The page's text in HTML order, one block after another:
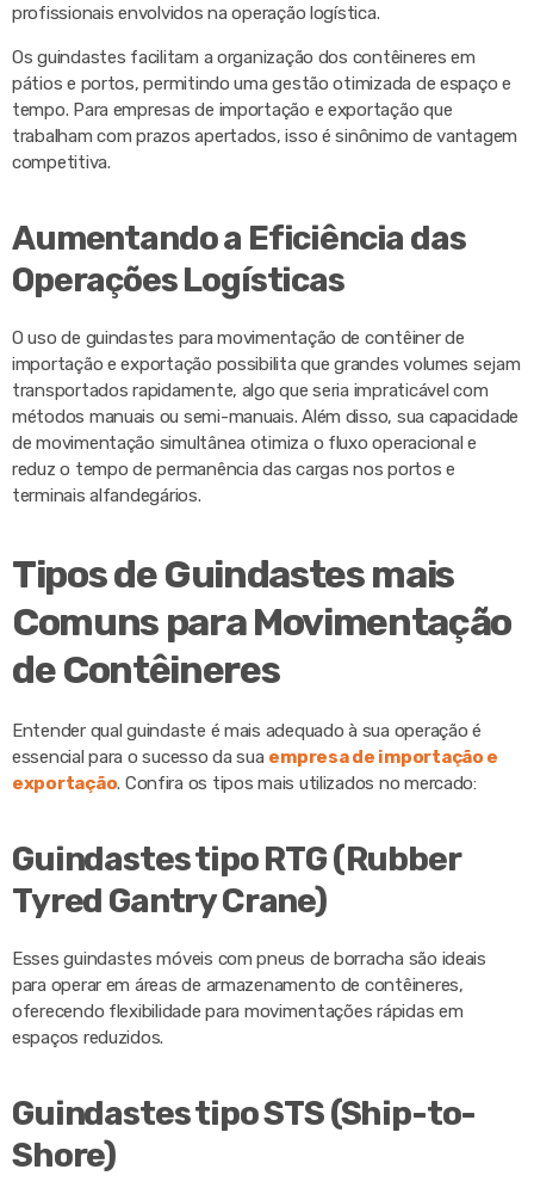
profissionais envolvidos na operação logística.
Os guindastes facilitam a organização dos contêineres em
pátios e portos, permitindo uma gestão otimizada de espaço e
tempo. Para empresas de importação e exportação que
trabalham com prazos apertados, isso é sinônimo de vantagem
competitiva.
Aumentando a Eficiência das
Operações Logísticas
O uso de guindastes para movimentação de contêiner de
importação e exportação possibilita que grandes volumes sejam
transportados rapidamente, algo que seria impraticável com
métodos manuais ou semi-manuais. Além disso, sua capacidade
de movimentação simultânea otimiza o fluxo operacional e
reduz o tempo de permanência das cargas nos portos e
terminais alfandegários.
Tipos de Guindastes mais
Comuns para Movimentação
de Contêineres
Entender qual guindaste é mais adequado à sua operação é
essencial para o sucesso da sua empresa de importação e
exportação. Confira os tipos mais utilizados no mercado:
Guindastes tipo RTG (Rubber
Tyred Gantry Crane)
Esses guindastes móveis com pneus de borracha são ideais
para operar em áreas de armazenamento de contêineres,
oferecendo flexibilidade para movimentações rápidas em
espaços reduzidos.
Guindastes tipo STS (Ship-to-
Shore)